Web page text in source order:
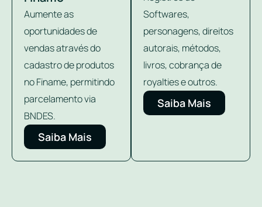
Aumente as
oportunidades de
vendas através do
cadastro de produtos
no Finame, permitindo
parcelamento via
BNDES.
Saiba Mais
Softwares,
personagens, direitos
autorais, métodos,
livros, cobrança de
royalties e outros.
Saiba Mais